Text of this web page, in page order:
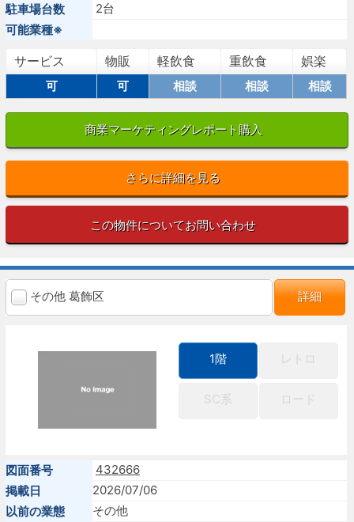
駐車場台数
2台
可能業種※
サービス 物販 軽飲食 重飲食 娯楽
可 可 相談 相談 相談
商業マーケティングレポート購入
さらに詳細を見る
この物件についてお問い合わせ
その他 葛飾区 詳細
1階 レトロ
SC系 ロード
図面番号
432666
掲載日
2026/07/06
以前の業態
その他